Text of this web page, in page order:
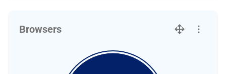
Browsers